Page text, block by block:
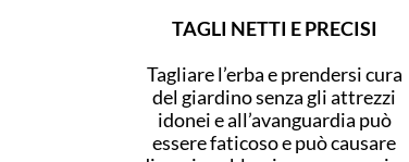
TAGLI NETTI E PRECISI
Tagliare l’erba e prendersi cura
del giardino senza gli attrezzi
idonei e all’avanguardia può
essere faticoso e può causare